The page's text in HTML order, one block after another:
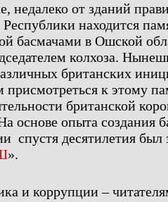
недалеко от зданий
находится
басмачами в Ошской
колхоза.
британских
к этому
британской
основе опыта создания
спустя десятилетия был
».
и коррупции –